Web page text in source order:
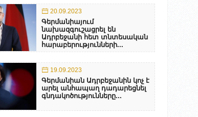
20.09.2023
Գերմանիայում
նախազգուշացրել են
Ադրբեջանի հետ տնտեսական
հարաբերությունների...
19.09.2023
Գերմանիան Ադրբեջանին կոչ է
արել անհապաղ դադարեցնել
գնդակոծությունները...